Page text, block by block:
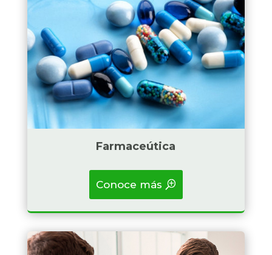
Farmaceútica
Conoce más
Badget Text